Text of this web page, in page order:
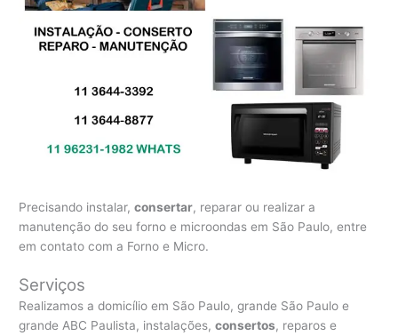
Precisando instalar,consertar, reparar ou realizar a
manutenção do seu forno e microondas em São Paulo, entre
em contato com a Forno e Micro.
Serviços
Realizamos a domicílio em São Paulo, grande São Paulo e
grande ABC Paulista, instalações,consertos, reparos e